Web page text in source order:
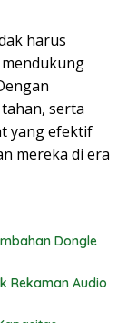
harus
serta
yang efektif
mereka di era
Dongle
Rekaman Audio